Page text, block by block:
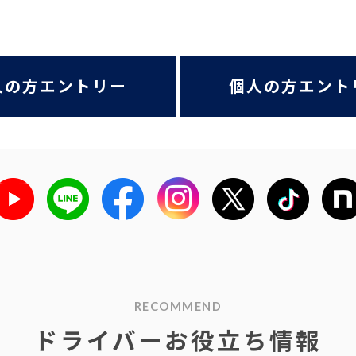
方エントリー 個人の方エント
RECOMMEND
ドライバーお役立ち情報